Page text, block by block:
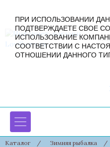
Каталог / Зимняя рыбалка /
ПРИ ИСПОЛЬЗОВАНИИ
ПОДТВЕРЖДАЕТЕ СВОЕ
ИСПОЛЬЗОВАНИЕ
СООТВЕТСТВИИ С
ОТНОШЕНИИ ДАННОГО